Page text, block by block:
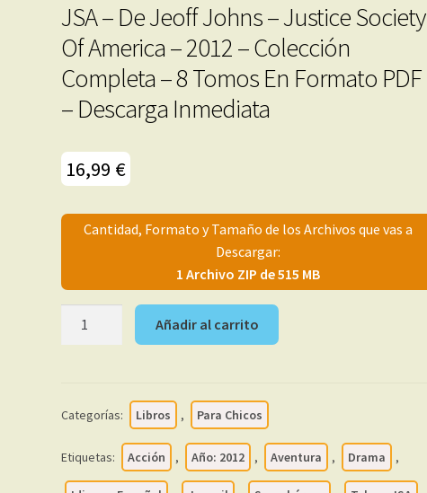
JSA – De Jeoff Johns – Justice Society
Of America – 2012 – Colección
Completa – 8 Tomos En Formato PDF
– Descarga Inmediata
16,99 €
Cantidad, Formato y Tamaño de los Archivos que vas a
Descargar:
1 Archivo ZIP de 515 MB
Justice
Añadir al carrito
Categorías: Libros , Para Chicos
Etiquetas: Acción , Año: 2012 , Aventura , Drama ,